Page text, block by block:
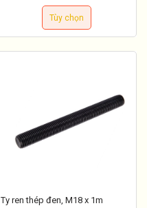
Tùy chọn
Ty ren thép đen, M18 x 1m